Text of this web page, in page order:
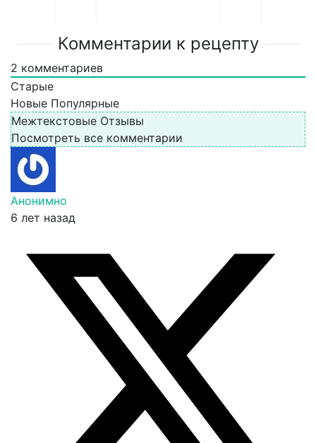
Комментарии к рецепту
2 комментариев
Старые
Новые Популярные
Межтекстовые Отзывы
Посмотреть все комментарии
Анонимно
6 лет назад